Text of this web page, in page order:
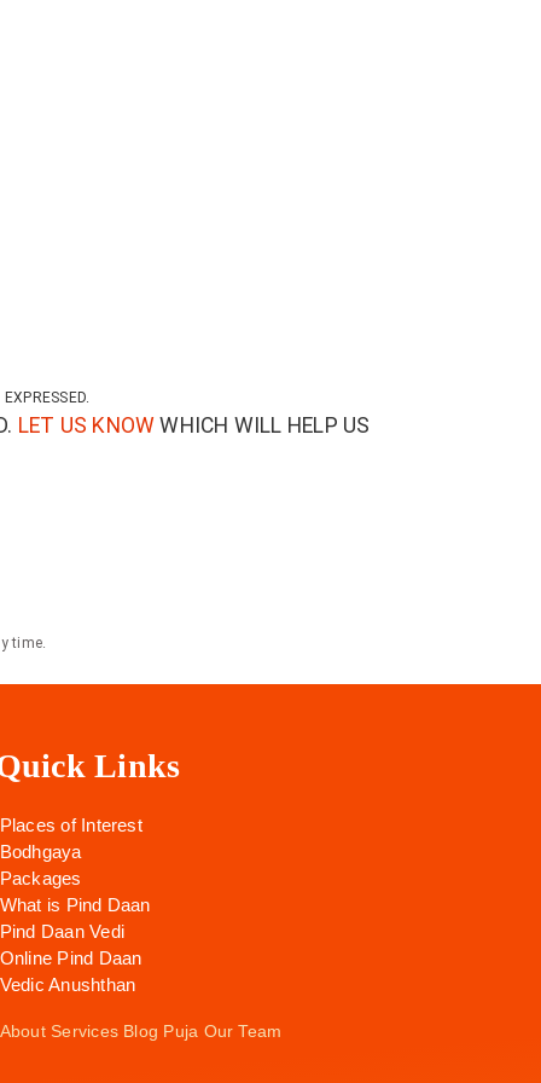
LET US KNOW WHICH WILL HELP US
time.
Links
Places of Interest
Bodhgaya
Packages
What is Pind Daan
Pind Daan Vedi
Online Pind Daan
Vedic Anushthan
About Services Blog Puja Our Team